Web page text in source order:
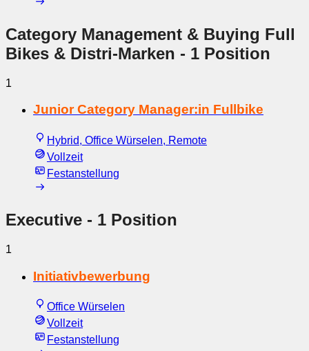
Category Management & Buying Full
Bikes & Distri-Marken - 1 Position
1
Junior Category Manager:in Fullbike
Hybrid, Office Würselen, Remote
Vollzeit
Festanstellung
Executive - 1 Position
1
Initiativbewerbung
Office Würselen
Vollzeit
Festanstellung